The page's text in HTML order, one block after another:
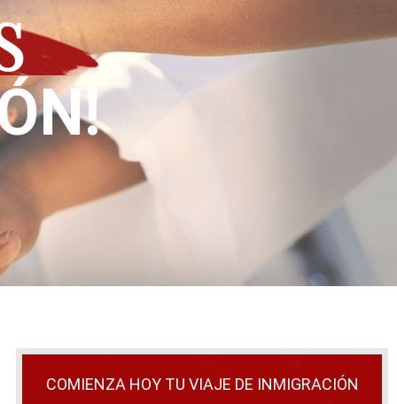
COMIENZA HOY TU VIAJE DE INMIGRACIÓN